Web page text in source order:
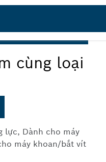
cùng loại
lực, Dành cho máy
máy khoan/bắt vít